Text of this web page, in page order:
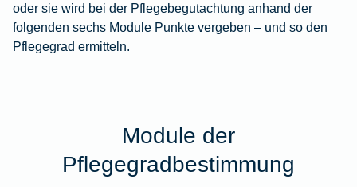
oder sie wird bei der Pflegebegutachtung anhand der
folgenden sechs Module Punkte vergeben – und so den
Pflegegrad ermitteln.
Module der
Pflegegradbestimmung